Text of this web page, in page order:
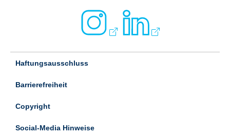
Haftungsausschluss
Barrierefreiheit
Copyright
Social-Media Hinweise